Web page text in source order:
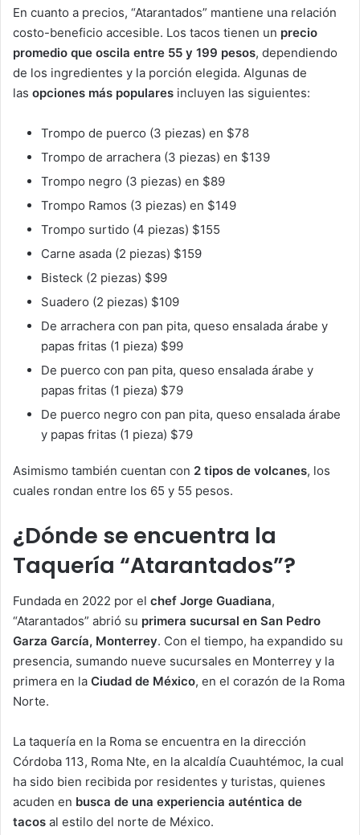
En cuanto a precios, “Atarantados” mantiene una relación
costo-beneficio accesible. Los tacos tienen un precio
promedio que oscila entre 55 y 199 pesos, dependiendo
de los ingredientes y la porción elegida. Algunas de
las opciones más populares incluyen las siguientes:
Trompo de puerco (3 piezas) en $78
Trompo de arrachera (3 piezas) en $139
Trompo negro (3 piezas) en $89
Trompo Ramos (3 piezas) en $149
Trompo surtido (4 piezas) $155
Carne asada (2 piezas) $159
Bisteck (2 piezas) $99
Suadero (2 piezas) $109
De arrachera con pan pita, queso ensalada árabe y
papas fritas (1 pieza) $99
De puerco con pan pita, queso ensalada árabe y
papas fritas (1 pieza) $79
De puerco negro con pan pita, queso ensalada árabe
y papas fritas (1 pieza) $79
Asimismo también cuentan con 2 tipos de volcanes, los
cuales rondan entre los 65 y 55 pesos.
¿Dónde se encuentra la
Taquería “Atarantados”?
Fundada en 2022 por el chef Jorge Guadiana,
“Atarantados” abrió su primera sucursal en San Pedro
Garza García, Monterrey. Con el tiempo, ha expandido su
presencia, sumando nueve sucursales en Monterrey y la
primera en la Ciudad de México, en el corazón de la Roma
Norte.
La taquería en la Roma se encuentra en la dirección
Córdoba 113, Roma Nte, en la alcaldía Cuauhtémoc, la cual
ha sido bien recibida por residentes y turistas, quienes
acuden en busca de una experiencia auténtica de
tacos al estilo del norte de México.